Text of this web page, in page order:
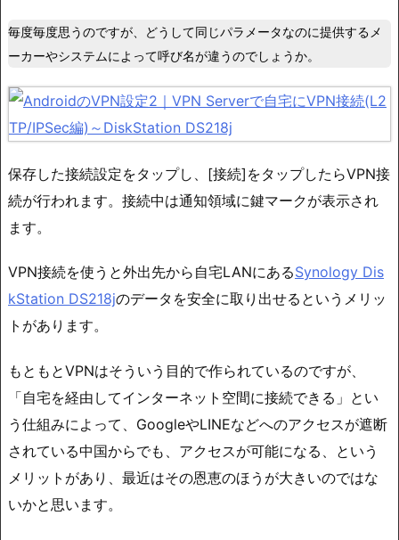
毎度毎度思うのですが、どうして同じパラメータなのに提供するメ
ーカーやシステムによって呼び名が違うのでしょうか。
保存した接続設定をタップし、[接続]をタップしたらVPN接
続が行われます。接続中は通知領域に鍵マークが表示され
ます。
VPN接続を使うと外出先から自宅LANにあるSynology Dis
kStation DS218jのデータを安全に取り出せるというメリッ
トがあります。
もともとVPNはそういう目的で作られているのですが、
「自宅を経由してインターネット空間に接続できる」とい
う仕組みによって、GoogleやLINEなどへのアクセスが遮断
されている中国からでも、アクセスが可能になる、という
メリットがあり、最近はその恩恵のほうが大きいのではな
いかと思います。